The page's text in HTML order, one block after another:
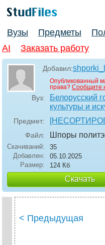
Вузы Предметы
AI
Заказать работу
Добавил:
Опубликованный
права? Сообщите
Вуз:
Белорусский
культуры и
Предмет:
Файл: Шпоры
Скачиваний:
35
Добавлен:
05.10.2025
Размер:
124 Кб
Скачать
< Предыдущая